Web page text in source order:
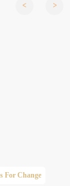
For Change